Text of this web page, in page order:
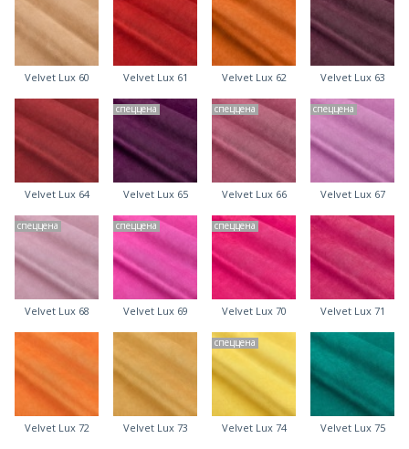
Velvet Lux 60 Velvet Lux 61 Velvet Lux 62 Velvet Lux 63
Velvet Lux 64
спеццена
Velvet Lux 65
спеццена
Velvet Lux 66
спеццена
Velvet Lux 67
спеццена
Velvet Lux 68
спеццена
Velvet Lux 69
спеццена
Velvet Lux 70 Velvet Lux 71
Velvet Lux 72 Velvet Lux 73
спеццена
Velvet Lux 74 Velvet Lux 75